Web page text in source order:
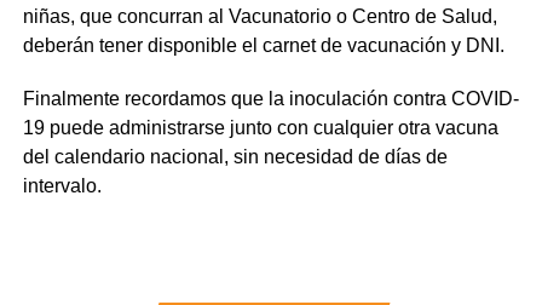
niñas, que concurran al Vacunatorio o Centro de Salud,
deberán tener disponible el carnet de vacunación y DNI.
Finalmente recordamos que la inoculación contra COVID-
19 puede administrarse junto con cualquier otra vacuna
del calendario nacional, sin necesidad de días de
intervalo.